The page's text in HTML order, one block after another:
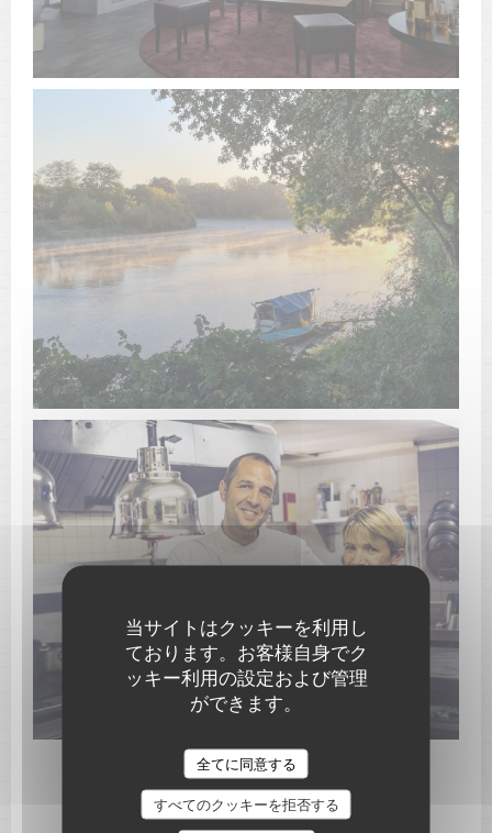
当サイトはクッキーを利用し
ております。お客様自身でク
ッキー利用の設定および管理
ができます。
全てに同意する
すべてのクッキーを拒否する
"Coté cuisine"
L'AUBERGE SAINT JEAN